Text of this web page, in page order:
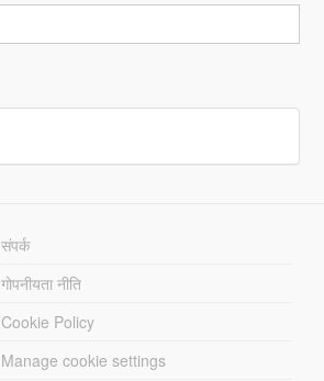
संपर्क
गोपनीयता नीति
Cookie Policy
Manage cookie settings